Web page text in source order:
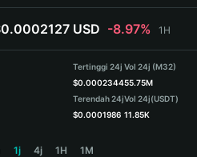
USD -8.97% 1H
Tertinggi 24j
$0.0002344
Terendah 24j
$0.0001986
Vol 24j (M32)
55.75M
Vol 24j(USDT)
11.85K
1j 4j 1H 1M